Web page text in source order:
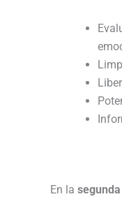
En la